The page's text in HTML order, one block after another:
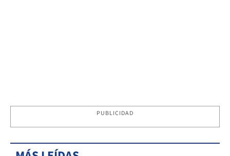
PUBLICIDAD